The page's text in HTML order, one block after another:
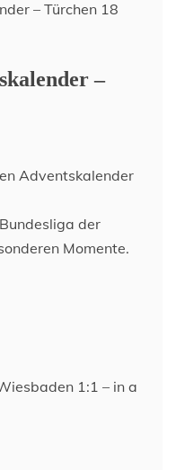
–
Adventskalender
der
Momente.